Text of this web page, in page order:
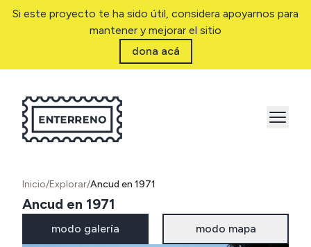
Si este proyecto te ha sido útil, considera apoyarnos para
mantener y mejorar el sitio
dona acá
Inicio/Explorar/Ancud en 1971
Ancud en 1971
modo galería modo mapa